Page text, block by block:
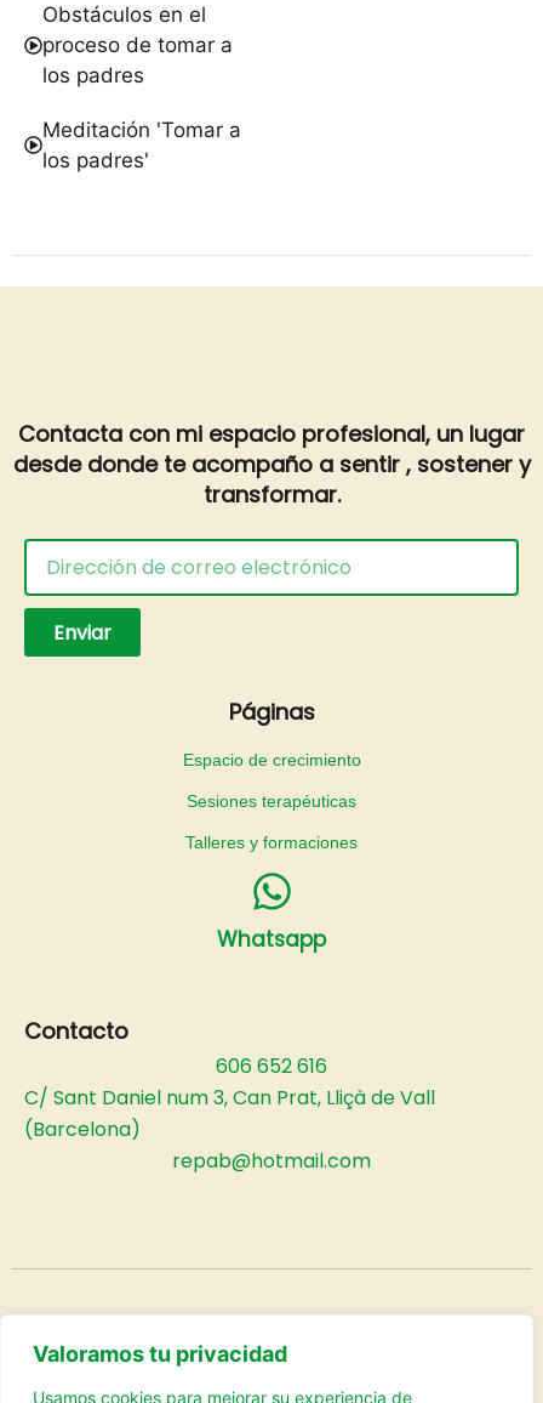
Valoramos tu privacidad
Usamos cookies para mejorar su experiencia de
Obstáculos en el
proceso de tomar a
los padres
Meditación 'Tomar a
los padres'
Contacta con mi espacio profesional, un lugar
desde donde te acompaño a sentir , sostener y
transformar.
Enviar
Páginas
Espacio de crecimiento
Sesiones terapéuticas
Talleres y formaciones
Whatsapp
Contacto
606 652 616
C/ Sant Daniel num 3, Can Prat, Lliçà de Vall
(Barcelona)
repab@hotmail.com
Rebeca Pabon© 2025
Aviso Legal Política de Privacidad Cookies